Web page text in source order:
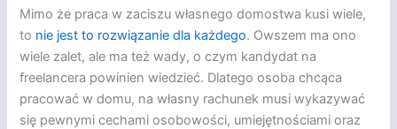
Mimo że praca w zaciszu własnego domostwa kusi wiele,
to nie jest to rozwiązanie dla każdego. Owszem ma ono
wiele zalet, ale ma też wady, o czym kandydat na
freelancera powinien wiedzieć. Dlatego osoba chcąca
pracować w domu, na własny rachunek musi wykazywać
się pewnymi cechami osobowości, umiejętnościami oraz